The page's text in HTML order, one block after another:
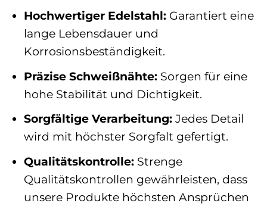
Hochwertiger Edelstahl:Garantiert eine
lange Lebensdauer und
Korrosionsbeständigkeit.
Präzise Schweißnähte:Sorgen für eine
hohe Stabilität und Dichtigkeit.
Sorgfältige Verarbeitung:Jedes Detail
wird mit höchster Sorgfalt gefertigt.
Qualitätskontrolle:Strenge
Qualitätskontrollen gewährleisten, dass
unsere Produkte höchsten Ansprüchen